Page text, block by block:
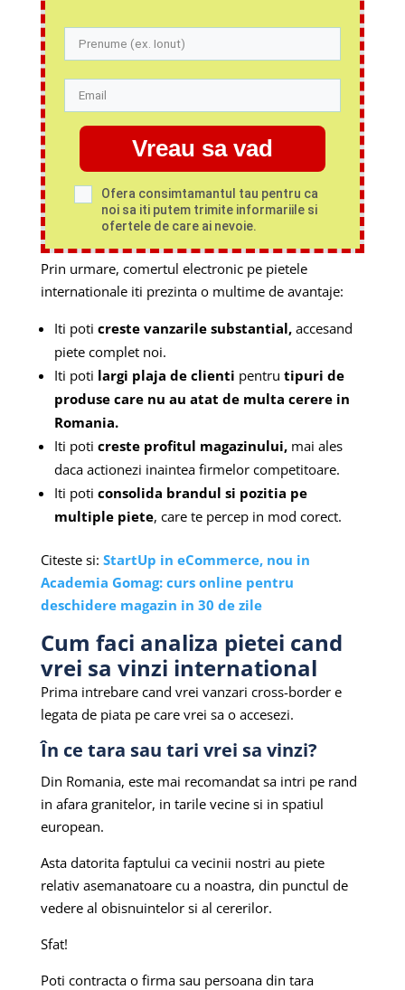
Vreau sa vad
Ofera consimtamantul tau pentru ca
noi sa iti putem trimite informariile si
ofertele de care ai nevoie.
Prin urmare, comertul electronic pe pietele
internationale iti prezinta o multime de avantaje:
Iti poti creste vanzarile substantial,accesand
piete complet noi.
Iti poti largi plaja de clienti pentru tipuri de
produse care nu au atat de multa cerere in
Romania.
Iti poti creste profitul magazinului,mai ales
daca actionezi inaintea firmelor competitoare.
Iti poti consolida brandul si pozitia pe
multiple piete, care te percep in mod corect.
Citeste si: StartUp in eCommerce, nou in
Academia Gomag: curs online pentru
deschidere magazin in 30 de zile
Cum faci analiza pietei cand
vrei sa vinzi international
Prima intrebare cand vrei vanzari cross-border e
legata de piata pe care vrei sa o accesezi.
În ce tara sau tari vrei sa vinzi?
Din Romania, este mai recomandat sa intri pe rand
in afara granitelor, in tarile vecine si in spatiul
european.
Asta datorita faptului ca vecinii nostri au piete
relativ asemanatoare cu a noastra, din punctul de
vedere al obisnuintelor si al cererilor.
Sfat!
Poti contracta o firma sau persoana din tara